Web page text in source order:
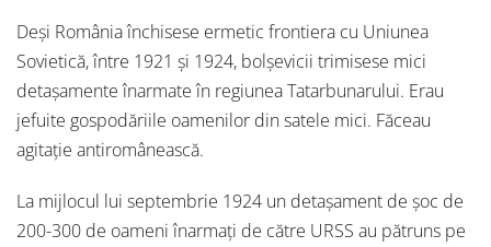
Deși România închisese ermetic frontiera cu Uniunea
Sovietică, între 1921 și 1924, bolșevicii trimisese mici
detașamente înarmate în regiunea Tatarbunarului. Erau
jefuite gospodăriile oamenilor din satele mici. Făceau
agitație antiromânească.
La mijlocul lui septembrie 1924 un detașament de șoc de
200-300 de oameni înarmați de către URSS au pătruns pe